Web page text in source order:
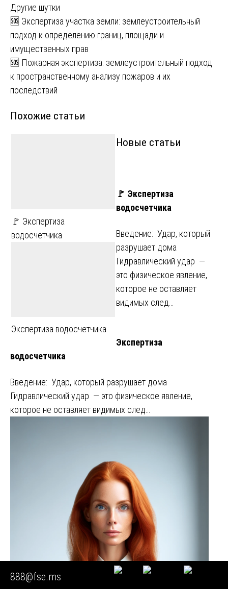
Другие шутки
Навигация
по
записям
🆘 Экспертиза участка земли: землеустроительный
подход к определению границ, площади и
имущественных прав
🆘 Пожарная экспертиза: землеустроительный подход
к пространственному анализу пожаров и их
последствий
Похожие статьи
🚩 Экспертиза
водосчетчика
Экспертиза водосчетчика
Новые статьи
🚩 Экспертиза
водосчетчика
Введение: Удар, который
разрушает дома
Гидравлический удар —
это физическое явление,
которое не оставляет
видимых след…
Экспертиза
водосчетчика
Введение: Удар, который разрушает дома
Гидравлический удар — это физическое явление,
которое не оставляет видимых след…
888@fse.ms